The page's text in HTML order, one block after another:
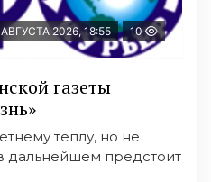
2026, 18:55 10
газеты
теплу, но не
дальнейшем предстоит